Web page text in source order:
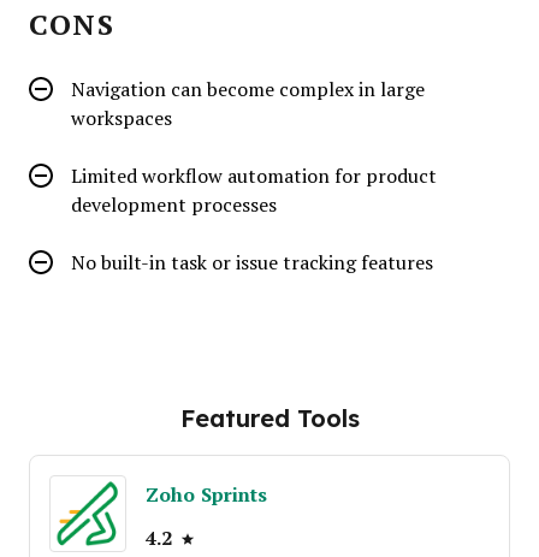
CONS
Navigation can become complex in large
workspaces
Limited workflow automation for product
development processes
No built-in task or issue tracking features
Featured Tools
Zoho Sprints
4.2